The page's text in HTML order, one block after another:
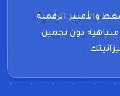
والأمبير الرقمية
دون تخمين